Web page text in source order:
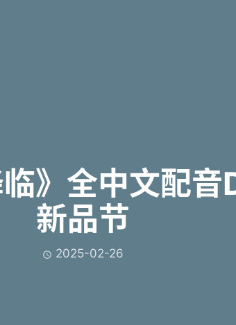
》全中文配
新品节
 2025-02-26